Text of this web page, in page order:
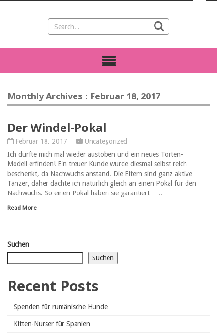
Monthly Archives : Februar 18, 2017
Der Windel-Pokal
Februar 18, 2017
Uncategorized
Ich durfte mich mal wieder austoben und ein neues Torten-
Modell erfinden! Ein treuer Kunde wurde diesmal selbst reich
beschenkt, da Nachwuchs anstand. Die Eltern sind ganz aktive
Tänzer, daher dachte ich natürlich gleich an einen Pokal für den
Nachwuchs. So einen Pokal haben sie garantiert …..
Read More
Suchen
Suchen
Recent Posts
Spenden für rumänische Hunde
Kitten-Nurser für Spanien